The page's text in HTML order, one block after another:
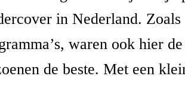
in Nederland. Zoals
waren ook hier
de beste. Met een